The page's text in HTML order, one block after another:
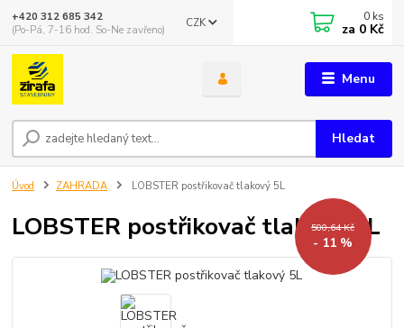
Menu
CZK
Hledat
+420 312 685 342
(Po-Pá, 7-16 hod. So-Ne zavřeno)
0 ks
za 0 Kč
Úvod ZAHRADA LOBSTER postřikovač tlakový 5L
LOBSTER postřikovač tlakový 5L
500,64 Kč
- 11 %